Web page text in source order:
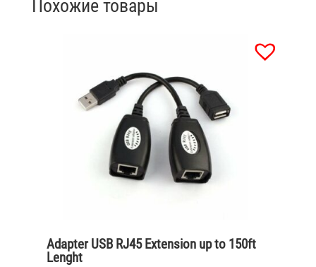
Похожие товары
Adapter USB RJ45 Extension up to 150ft
Lenght